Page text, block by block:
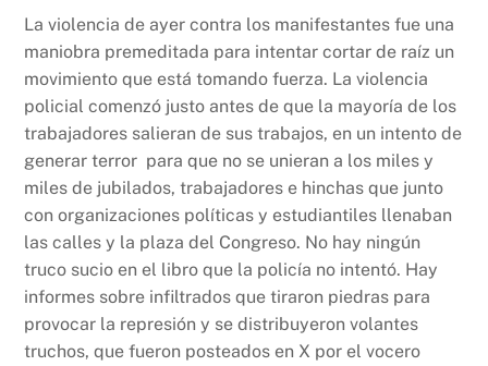
La violencia de ayer contra los manifestantes fue una
maniobra premeditada para intentar cortar de raíz un
movimiento que está tomando fuerza. La violencia
policial comenzó justo antes de que la mayoría de los
trabajadores salieran de sus trabajos, en un intento de
generar terror para que no se unieran a los miles y
miles de jubilados, trabajadores e hinchas que junto
con organizaciones políticas y estudiantiles llenaban
las calles y la plaza del Congreso. No hay ningún
truco sucio en el libro que la policía no intentó. Hay
informes sobre infiltrados que tiraron piedras para
provocar la represión y se distribuyeron volantes
truchos, que fueron posteados en X por el vocero